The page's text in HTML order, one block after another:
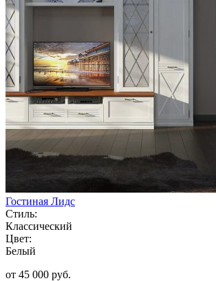
Гостиная Лидс
Стиль:
Классический
Цвет:
Белый
от 45 000 руб.